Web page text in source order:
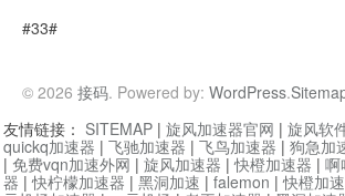
#33#
© 2026 接码. Powered by: WordPress.
友情链接： SITEMAP | 旋风加速器官网 | 旋风软
quickq加速器 | 飞驰加速器 | 飞鸟加速器 | 狗急加
| 免费vqn加速外网 | 旋风加速器 |快橙加速器 | 啊
器 |快柠檬加速器 | 黑洞加速 | falemon |快橙加